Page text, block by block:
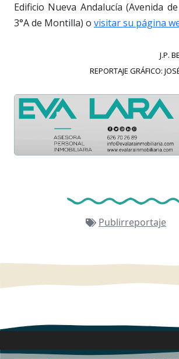
Edificio Nueva Andalucía (Avenida
3°A de Montilla) o visitar su página
J.P.
REPORTAJE GRÁFICO:
Publirreportaje